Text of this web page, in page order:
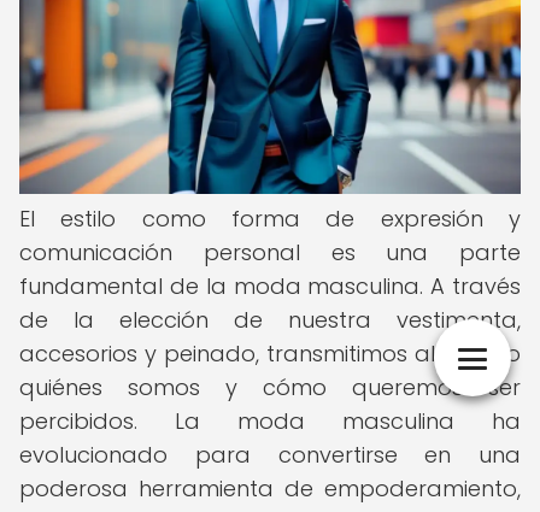
El estilo como forma de expresión y
comunicación personal es una parte
fundamental de la moda masculina. A través
de la elección de nuestra vestimenta,
accesorios y peinado, transmitimos al mundo
quiénes somos y cómo queremos ser
percibidos. La moda masculina ha
evolucionado para convertirse en una
poderosa herramienta de empoderamiento,